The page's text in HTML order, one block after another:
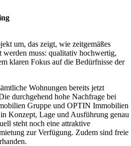
um, das zeigt, wie zeitgemäßes
werden muss: qualitativ hochwertig,
klaren Fokus auf die Bedürfnisse der
Wohnungen bereits jetzt
durchgehend hohe Nachfrage bei
Gruppe und OPTIN Immobilien
Konzept, Lage und Ausführung genau
steht noch eine attraktive
zur Verfügung. Zudem sind freie